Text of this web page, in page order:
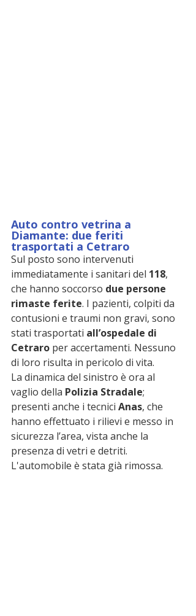
Auto contro vetrina a
Diamante: due feriti
trasportati a Cetraro
Sul posto sono intervenuti
immediatamente i sanitari del 118,
che hanno soccorso due persone
rimaste ferite. I pazienti, colpiti da
contusioni e traumi non gravi, sono
stati trasportati all’ospedale di
Cetraro per accertamenti. Nessuno
di loro risulta in pericolo di vita.
La dinamica del sinistro è ora al
vaglio della Polizia Stradale;
presenti anche i tecnici Anas, che
hanno effettuato i rilievi e messo in
sicurezza l’area, vista anche la
presenza di vetri e detriti.
L'automobile è stata già rimossa.